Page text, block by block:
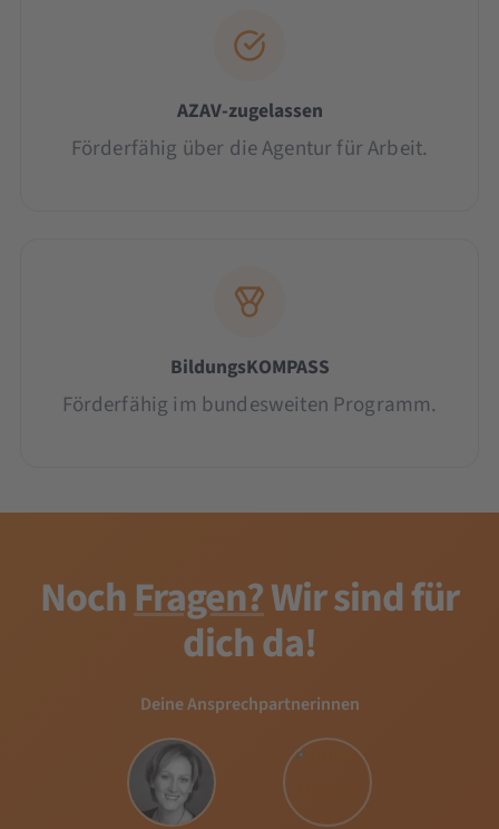
AZAV-zugelassen
Förderfähig über die Agentur für Arbeit.
BildungsKOMPASS
Förderfähig im bundesweiten Programm.
NochFragen?Wir sind für
dich da!
Deine Ansprechpartnerinnen